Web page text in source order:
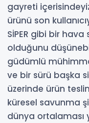
gayreti
ürünü son
SİPER gibi bir
olduğunu
güdümlü
ve bir sürü başka
üzerinde ürün
küresel savunma
dünya ortalaması